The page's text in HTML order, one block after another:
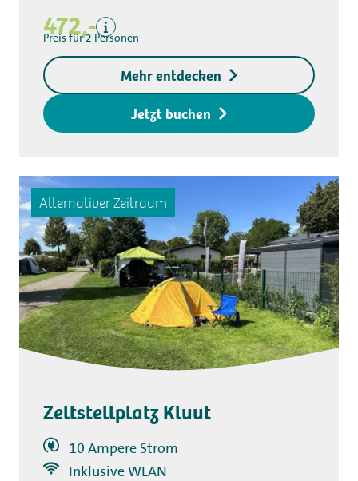
472,-
Kaution für
Zugangsschlüssel € 20,-
Preis für 2 Personen
Mehr entdecken
Jetzt buchen
Alternativer Zeitraum
Zeltstellplatz Kluut
10 Ampere Strom
Inklusive WLAN